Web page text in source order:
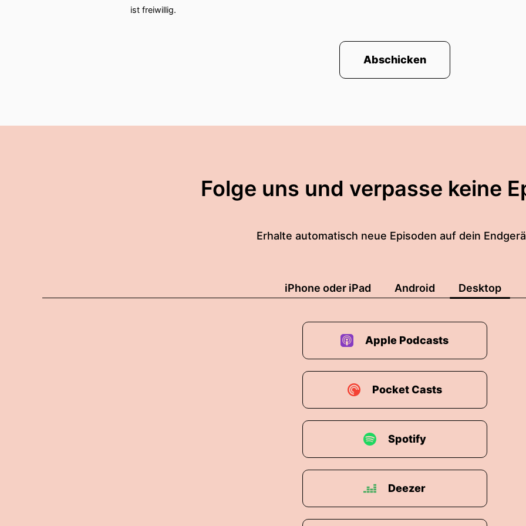
ist freiwillig.
Abschicken
Folge uns und verpasse keine
Erhalte automatisch neue Episoden auf dein
iPhone oder iPad Android Desktop
Apple Podcasts
Pocket Casts
Spotify
Deezer